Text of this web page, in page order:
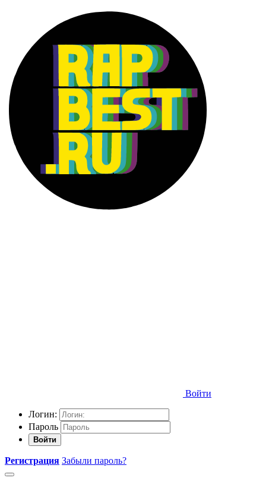
Войти
Логин:
Пароль
Войти
Регистрация Забыли пароль?